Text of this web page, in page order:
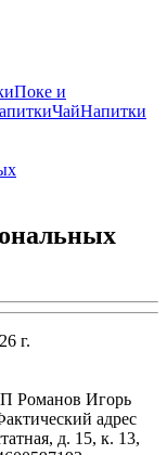
Поке и
ЧайНапитки
г.
Романов Игорь
адрес
д. 15, к. 13,